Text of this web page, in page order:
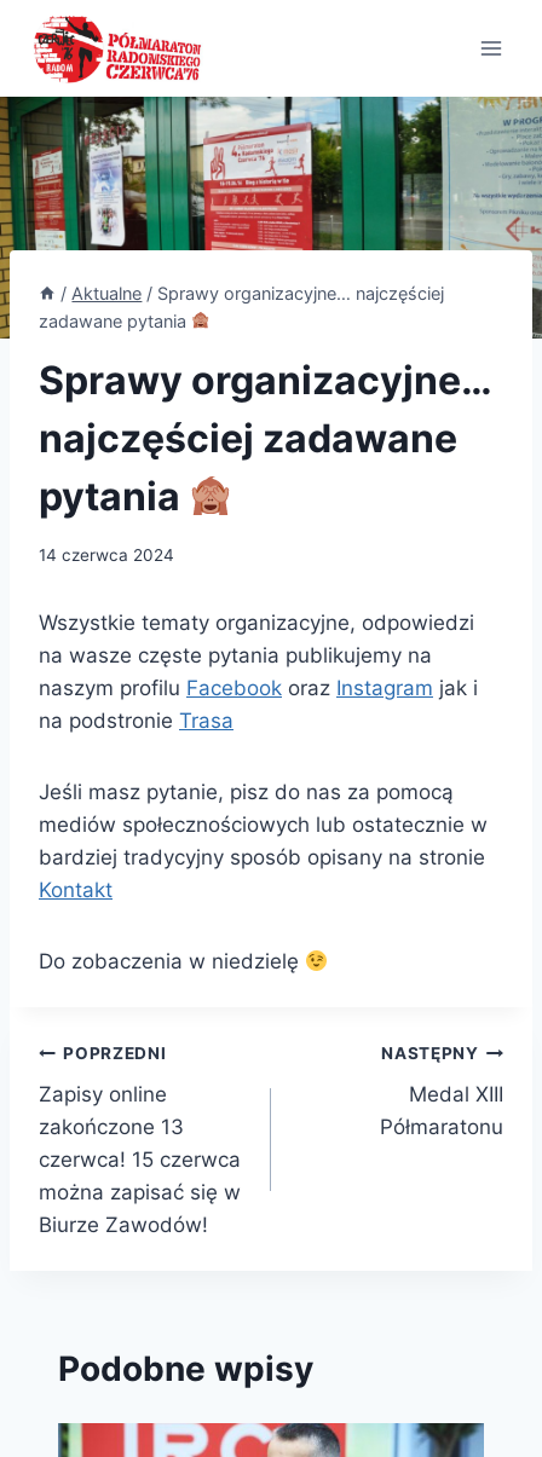
Przejdź
treści
/ Aktualne / Sprawy organizacyjne… najczęściej
zadawane pytania
Sprawy organizacyjne…
najczęściej zadawane
pytania
14 czerwca 2024
Wszystkie tematy organizacyjne, odpowiedzi
na wasze częste pytania publikujemy na
naszym profilu Facebook oraz Instagram jak i
na podstronie Trasa
Jeśli masz pytanie, pisz do nas za pomocą
mediów społecznościowych lub ostatecznie w
bardziej tradycyjny sposób opisany na stronie
Kontakt
Do zobaczenia w niedzielę
Nawigacja
wpisu
POPRZEDNI
Zapisy online
zakończone 13
czerwca! 15 czerwca
można zapisać się w
Biurze Zawodów!
NASTĘPNY
Medal XIII
Półmaratonu
Podobne wpisy